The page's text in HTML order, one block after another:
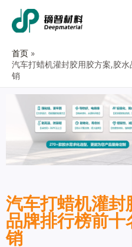
首页
汽车打蜡机灌封胶用胶方案,胶
销
汽车打蜡机灌
品牌排行榜前
销